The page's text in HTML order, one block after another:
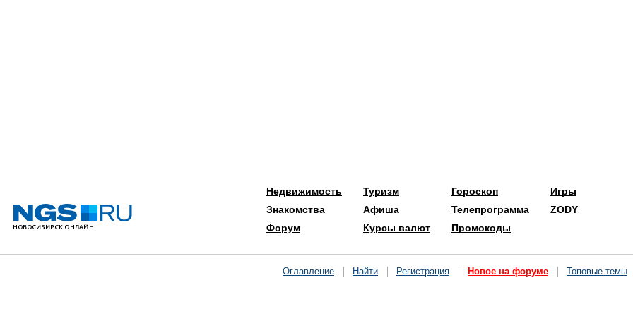
Недвижимость
Знакомства
Форум
Туризм
Афиша
Курсы валют
Гороскоп
Телепрограмма
Промокоды
Игры
ZODY
Оглавление Найти Регистрация Новое на форуме Топовые темы